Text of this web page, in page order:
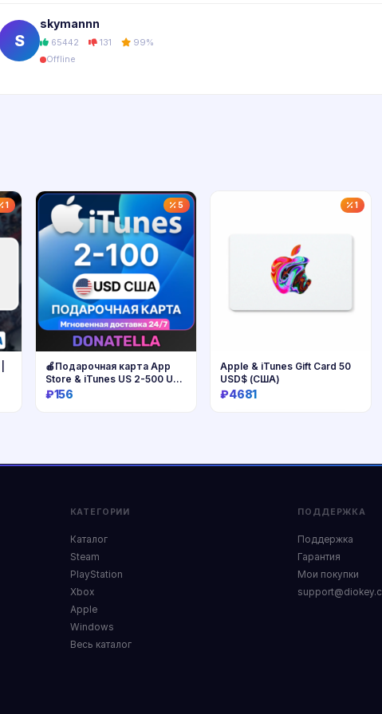
S
skymannn
65442 131 99%
Offline
1 5
🍎Подарочная карта App
Store & iTunes US 2-500 USD
🍎
₽156
1
Apple & iTunes Gift Card 50
USD$ (США)
₽4681
КАТЕГОРИИ
Каталог
Steam
PlayStation
Xbox
Apple
Windows
Весь каталог
ПОДДЕРЖКА
Поддержка
Гарантия
Мои покупки